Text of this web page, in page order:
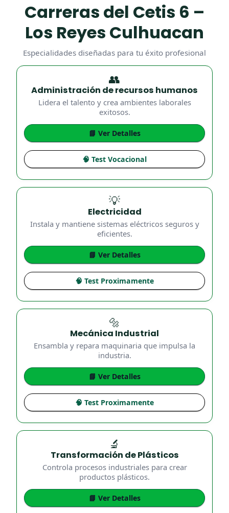
Carreras del Cetis 6 –
Los Reyes Culhuacan
Especialidades diseñadas para tu éxito profesional
👥
Administración de recursos humanos
Lidera el talento y crea ambientes laborales
exitosos.
📘 Ver Detalles
🧠 Test Vocacional
💡
Electricidad
Instala y mantiene sistemas eléctricos seguros y
eficientes.
📘 Ver Detalles
🧠 Test Proximamente
🔩
Mecánica Industrial
Ensambla y repara maquinaria que impulsa la
industria.
📘 Ver Detalles
🧠 Test Proximamente
🔬
Transformación de Plásticos
Controla procesos industriales para crear
productos plásticos.
📘 Ver Detalles